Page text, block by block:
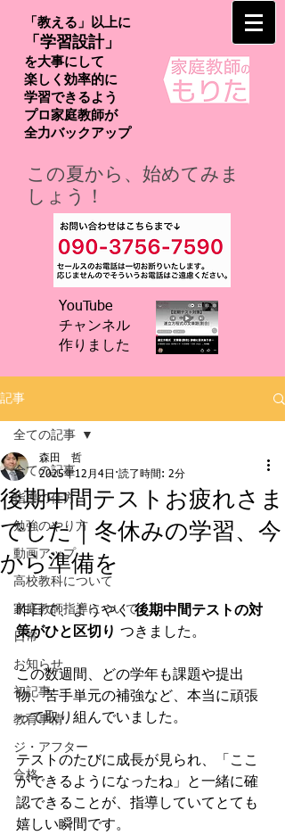
「教える」以上に
「学習設計」
を大事にして
楽しく効率的に
学習できるよう
プロ家庭教師が
​全力バックアップ
この夏から、始めてみま
しょう！
YouTube
チャンネル
​作りました
記事
全ての記事
指導の仕方
勉強のやり方
動画アップ
高校教科について
家庭教師指導について
日常
お知らせ
初記事
教育事情
ジ・アフター
合格
全ての記事
後期中間テストお疲れさま
でした｜冬休みの学習、今
から準備を
森田 哲
2025年12月4日 読了時間: 2分
昨日で、ようやく 後期中間テストの対
策がひと区切り つきました。
この数週間、どの学年も課題や提出
物、苦手単元の補強など、本当に頑張
って取り組んでいました。
テストのたびに成長が見られ、「ここ
ができるようになったね」と一緒に確
認できることが、指導していてとても
嬉しい瞬間です。